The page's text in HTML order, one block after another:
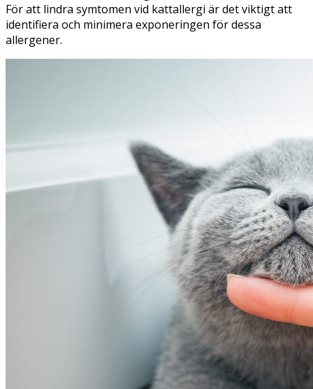
För att lindra symtomen vid kattallergi är det viktigt att
identifiera och minimera exponeringen för dessa
allergener.